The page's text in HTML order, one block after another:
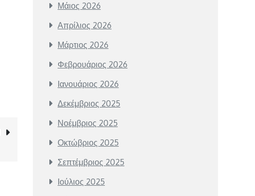
Μάιος 2026
Απρίλιος 2026
Μάρτιος 2026
Φεβρουάριος 2026
Ιανουάριος 2026
Δεκέμβριος 2025
Νοέμβριος 2025
Οκτώβριος 2025
Σεπτέμβριος 2025
Ιούλιος 2025